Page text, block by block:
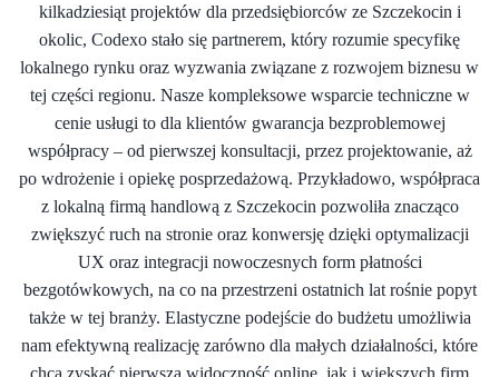
kilkadziesiąt projektów dla przedsiębiorców ze Szczekocin i
okolic, Codexo stało się partnerem, który rozumie specyfikę
lokalnego rynku oraz wyzwania związane z rozwojem biznesu w
tej części regionu. Nasze kompleksowe wsparcie techniczne w
cenie usługi to dla klientów gwarancja bezproblemowej
współpracy – od pierwszej konsultacji, przez projektowanie, aż
po wdrożenie i opiekę posprzedażową. Przykładowo, współpraca
z lokalną firmą handlową z Szczekocin pozwoliła znacząco
zwiększyć ruch na stronie oraz konwersję dzięki optymalizacji
UX oraz integracji nowoczesnych form płatności
bezgotówkowych, na co na przestrzeni ostatnich lat rośnie popyt
także w tej branży. Elastyczne podejście do budżetu umożliwia
nam efektywną realizację zarówno dla małych działalności, które
chcą zyskać pierwszą widoczność online, jak i większych firm